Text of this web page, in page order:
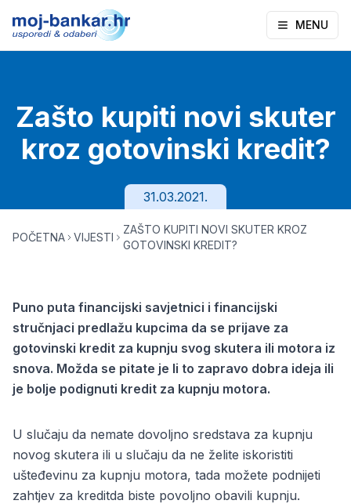
MENU
Zašto kupiti novi skuter
kroz gotovinski kredit?
31.03.2021.
POČETNA VIJESTI
ZAŠTO KUPITI NOVI SKUTER KROZ
GOTOVINSKI KREDIT?
Puno puta financijski savjetnici i financijski
stručnjaci predlažu kupcima da se prijave za
gotovinski kredit za kupnju svog skutera ili motora iz
snova. Možda se pitate je li to zapravo dobra ideja ili
je bolje podignuti kredit za kupnju motora.
U slučaju da nemate dovoljno sredstava za kupnju
novog skutera ili u slučaju da ne želite iskoristiti
ušteđevinu za kupnju motora, tada možete podnijeti
zahtjev za kreditda biste povoljno obavili kupnju.